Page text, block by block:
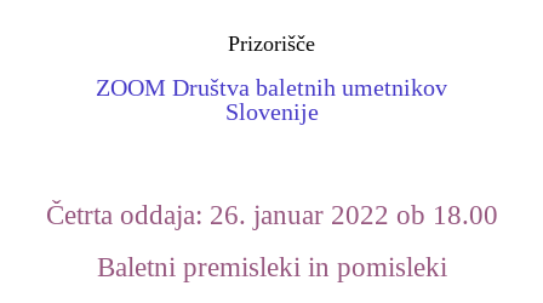
Prizorišče
ZOOM Društva baletnih umetnikov
Slovenije
Četrta oddaja: 26. januar 2022 ob 18.00
Baletni premisleki in pomisleki